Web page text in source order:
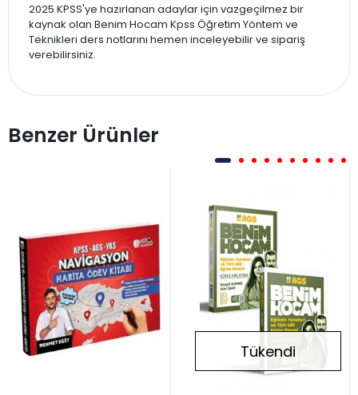
2025 KPSS'ye hazırlanan adaylar için vazgeçilmez bir
kaynak olan Benim Hocam Kpss Öğretim Yöntem ve
Teknikleri ders notlarını hemen inceleyebilir ve sipariş
verebilirsiniz.
Benzer Ürünler
Tükendi